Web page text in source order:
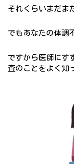
それくらいまだま
でもあなたの体調
ですから医師にす
査のことをよく知